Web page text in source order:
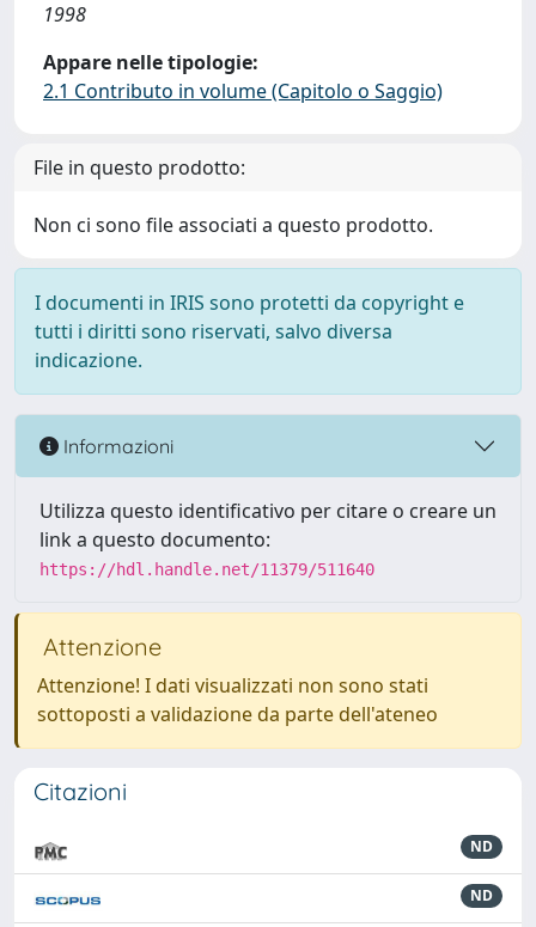
1998
Appare nelle tipologie:
2.1 Contributo in volume (Capitolo o Saggio)
File in questo prodotto:
Non ci sono file associati a questo prodotto.
I documenti in IRIS sono protetti da copyright e
tutti i diritti sono riservati, salvo diversa
indicazione.
Informazioni
Utilizza questo identificativo per citare o creare un
link a questo documento:
https://hdl.handle.net/11379/511640
Attenzione
Attenzione! I dati visualizzati non sono stati
sottoposti a validazione da parte dell'ateneo
Citazioni
ND
ND